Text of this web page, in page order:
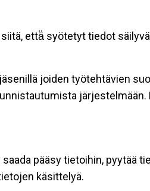
että̈ syötetyt tiedot
joiden työtehtävien
järjestelmään.
pääsy tietoihin, pyytää
käsittelyä.